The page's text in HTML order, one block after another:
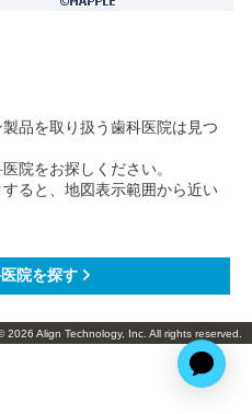
品を取り扱う歯科医院は見つ
院をお探しください。
ると、地図表示範囲から近い
2026 Align Technology, Inc. All rights reserved.